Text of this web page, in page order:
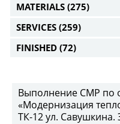
MATERIALS (275)
SERVICES (259)
FINISHED (72)
Выполнение СМР по
«Модернизация
ТК-12 ул. Савушкина.